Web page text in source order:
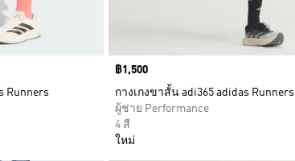
Runners
Price
฿1,500
กางเกงขาสั้น adi365 adidas Runners
ผู้ชาย Performance
4 สี
ใหม่